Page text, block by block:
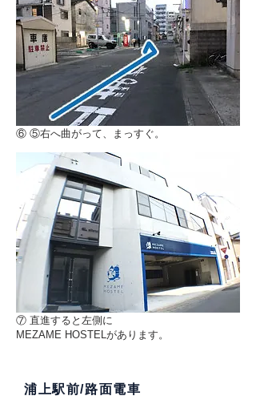
⑥ ⑤右へ曲がって、まっすぐ。
⑦ 直進すると左側に
MEZAME HOSTELがあります。
浦上駅前/路面電車